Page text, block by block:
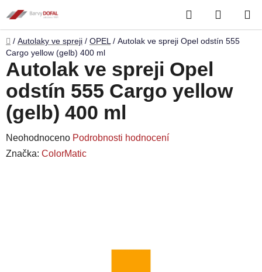
na
obsah
Hledat
KOŠÍK
Domů
/ Autolaky ve spreji / OPEL / Autolak ve spreji Opel odstín 555
Cargo yellow (gelb) 400 ml
Autolak ve spreji Opel
odstín 555 Cargo yellow
(gelb) 400 ml
Průměrné
hodnocení
Neohodnoceno Podrobnosti hodnocení
Značka: ColorMatic